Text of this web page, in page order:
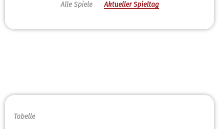
Alle Spiele Aktueller Spieltag
Tabelle